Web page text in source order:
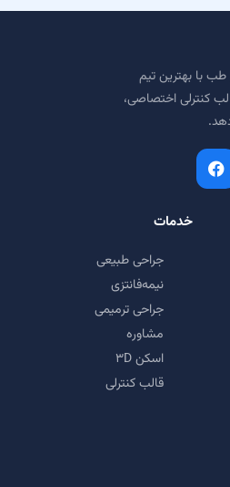
با بهترین تیم
کنترلی اختصاصی،
خدمات
جراحی طبیعی
نیمه‌فانتزی
جراحی ترمیمی
مشاوره
اسکن ۳D
قالب کنترلی